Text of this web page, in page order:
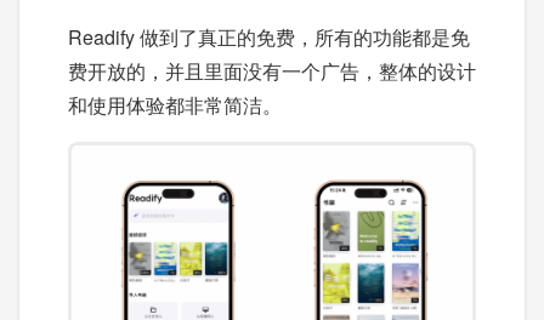
Readify 做到了真正的免费，所有的功能都是免
费开放的，并且里面没有一个广告，整体的设计
和使用体验都非常简洁。